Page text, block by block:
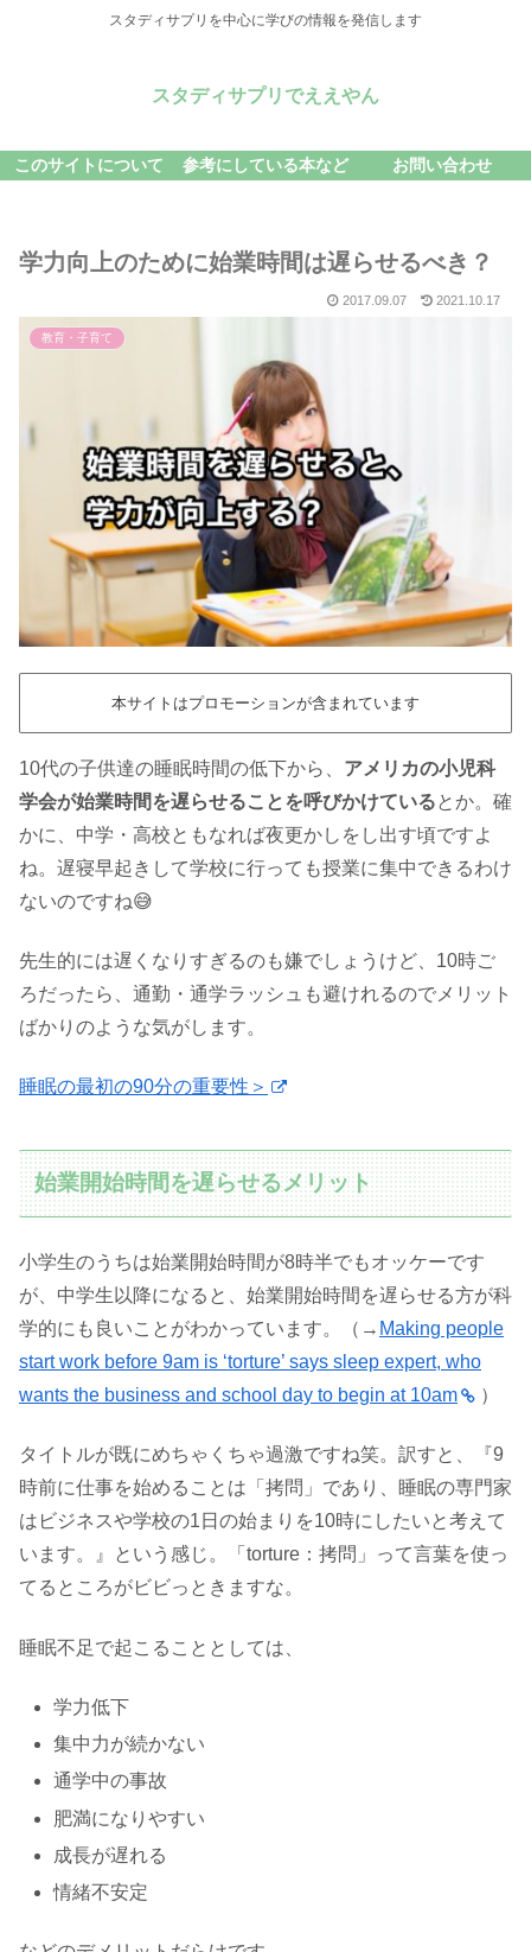
スタディサプリを中心に学びの情報を発信します
スタディサプリでええやん
このサイトについて 参考にしている本など お問い合わせ
学力向上のために始業時間は遅らせるべき？
2017.09.07 2021.10.17
教育・子育て
本サイトはプロモーションが含まれています
10代の子供達の睡眠時間の低下から、 アメリカの小児科
学会が始業時間を遅らせることを呼びかけているとか。確
かに、中学・高校ともなれば夜更かしをし出す頃ですよ
ね。遅寝早起きして学校に行っても授業に集中できるわけ
ないのですね😅
先生的には遅くなりすぎるのも嫌でしょうけど、10時ご
ろだったら、通勤・通学ラッシュも避けれるのでメリット
ばかりのような気がします。
睡眠の最初の90分の重要性＞
始業開始時間を遅らせるメリット
小学生のうちは始業開始時間が8時半でもオッケーです
が、中学生以降になると、始業開始時間を遅らせる方が科
学的にも良いことがわかっています。（→ Making people
start work before 9am is ‘torture’ says sleep expert, who
wants the business and school day to begin at 10am
）
タイトルが既にめちゃくちゃ過激ですね笑。訳すと、『9
時前に仕事を始めることは「拷問」であり、睡眠の専門家
はビジネスや学校の1日の始まりを10時にしたいと考えて
います。』という感じ。「torture：拷問」って言葉を使っ
てるところがビビっときますな。
睡眠不足で起こることとしては、
学力低下
集中力が続かない
通学中の事故
肥満になりやすい
成長が遅れる
情緒不安定